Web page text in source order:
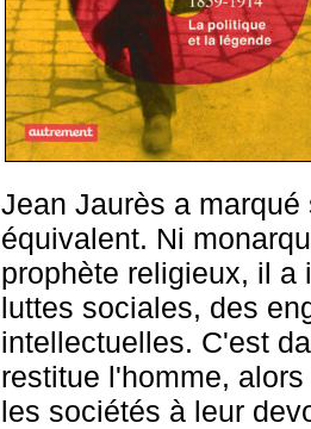
Jean Jaurès a
équivalent. Ni
prophète religieux, il a
luttes sociales, des
intellectuelles. C'est
restitue l'homme,
les sociétés à leur